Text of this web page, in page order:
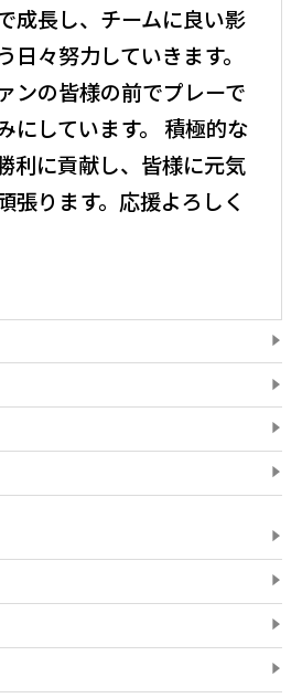
成長し、チームに良い影
日々努力していきます。
ンの皆様の前でプレーで
にしています。 積極的な
利に貢献し、皆様に元気
張ります。応援よろしく